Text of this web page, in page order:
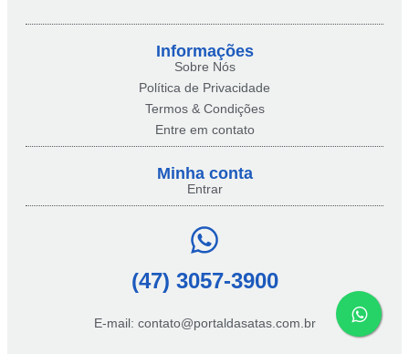
Informações
Sobre Nós
Política de Privacidade
Termos & Condições
Entre em contato
Minha conta​
Entrar
(47) 3057-3900
E-mail: contato@portaldasatas.com.br